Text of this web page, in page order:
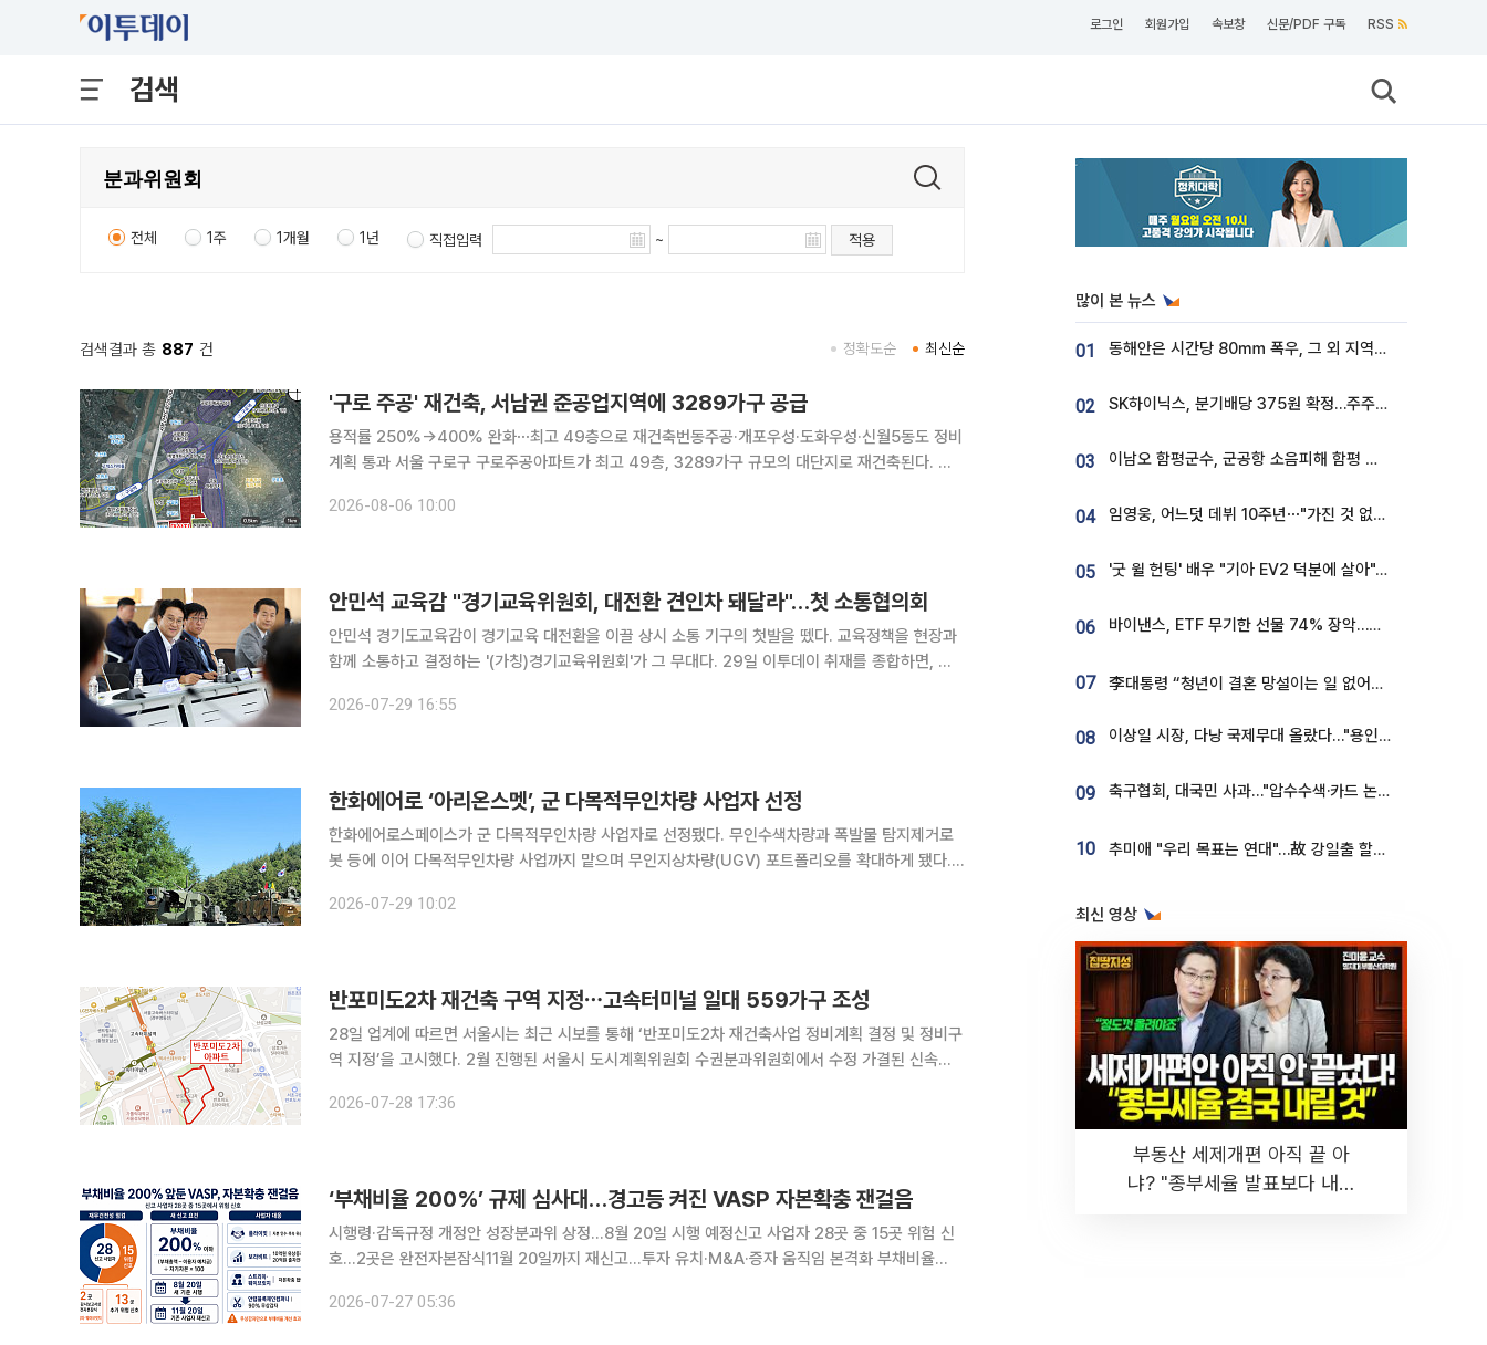
로그인 회원가입 속보창 신문/PDF 구독 RSS
검색
전체 1주 1개월 1년 직접입력 ~ 적용
검색결과 총 887 건 최신순
정확도순
'구로 주공' 재건축, 서남권 준공업지역에 3289가구 공급
용적률 250%→400% 완화⋯최고 49층으로 재건축번동주공·개포우성·도화우성·신월5동도 정비
계획 통과 서울 구로구 구로주공아파트가 최고 49층, 3289가구 규모의 대단지로 재건축된다. 서
파트 재건축 정비계획을 비롯한 5개 안건을 모두 수정 가결했다고 6일 밝
2026-08-06 10:00
안민석 교육감 "경기교육위원회, 대전환 견인차 돼달라"…첫 소통협의회
안민석 경기도교육감이 경기교육 대전환을 이끌 상시 소통 기구의 첫발을 뗐다. 교육정책을 현장과
함께 소통하고 결정하는 '(가칭)경기교육위원회'가 그 무대다. 29일 이투데이 취재를 종합하면, 경
2026-07-29 16:55
한화에어로 ‘아리온스멧’, 군 다목적무인차량 사업자 선정
한화에어로스페이스가 군 다목적무인차량 사업자로 선정됐다. 무인수색차량과 폭발물 탐지제거로
봇 등에 이어 다목적무인차량 사업까지 맡으며 무인지상차량(UGV) 포트폴리오를 확대하게 됐다.
29일 밝혔다. 방사청은 전날 방위사업기획관리분과위원회를 열고 한화에어로스페이스의
2026-07-29 10:02
반포미도2차 재건축 구역 지정⋯고속터미널 일대 559가구 조성
28일 업계에 따르면 서울시는 최근 시보를 통해 ‘반포미도2차 재건축사업 정비계획 결정 및 정비구
역 지정’을 고시했다. 2월 진행된 서울시 도시계획위원회 수권분과위원회에서 수정 가결된 신속통
구 규모 단지로 재건축된다. 이 중 공공주택은 88가구이며 법적
2026-07-28 17:36
‘부채비율 200%’ 규제 심사대…경고등 켜진 VASP 자본확충 잰걸음
시행령·감독규정 개정안 성장분과위 상정…8월 20일 시행 예정신고 사업자 28곳 중 15곳 위험 신
호…2곳은 완전자본잠식11월 20일까지 재신고…투자 유치·M&A·증자 움직임 본격화 부채비율
를 앞둔 중소 사업자들은 투자 유치와 인수합병(M&A), 증자 등으로
2026-07-27 05:36
많이 본 뉴스
01 동해안은 시간당 80㎜ 폭우, 그 외 지역은 폭염…‘극과 극 날씨’
02 SK하이닉스, 분기배당 375원 확정…주주환원책 9월로 앞당겨 발표
03 이남오 함평군수, 군공항 소음피해 함평 보상 요구
04 임영웅, 어느덧 데뷔 10주년⋯"가진 것 없던 시절, 내 앞엔 20명의 팬뿐"
05 '굿 윌 헌팅' 배우 "기아 EV2 덕분에 살아"…교통사고 후 안전성 극찬
06 바이낸스, ETF 무기한 선물 74% 장악…한국 레버리지 ETF 거래 급증 [e가상자산]
07 李대통령 “청년이 결혼 망설이는 일 없어야...제도상 불이익 조사”
08 이상일 시장, 다낭 국제무대 올랐다…"용인, 세계 최대 반도체 도시 된다"
09 축구협회, 대국민 사과…"압수수색·카드 논란 사죄, 강도 높은 쇄신"
10 추미애 "우리 목표는 연대"…故 강일출 할머니 흉상 제막
최신 영상
부동산 세제개편 아직 끝 아
냐? "종부세율 발표보다 내릴